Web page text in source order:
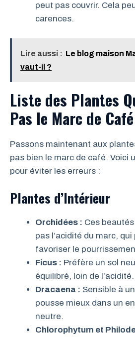
peut pas couvrir. Cela
carences.
Lire aussi : Le blog maison
vaut-il ?
Liste des Plantes
Pas le Marc de Café
Passons maintenant aux
pas bien le marc de café. Voici
pour éviter les erreurs :
Plantes d’Intérieur
Orchidées : Ces
pas l’acidité du marc,
favoriser le
Ficus : Préfère un sol
équilibré, loin de l’acidité.
Dracaena : Sensible à
pousse mieux dans un
neutre.
Chlorophytum et